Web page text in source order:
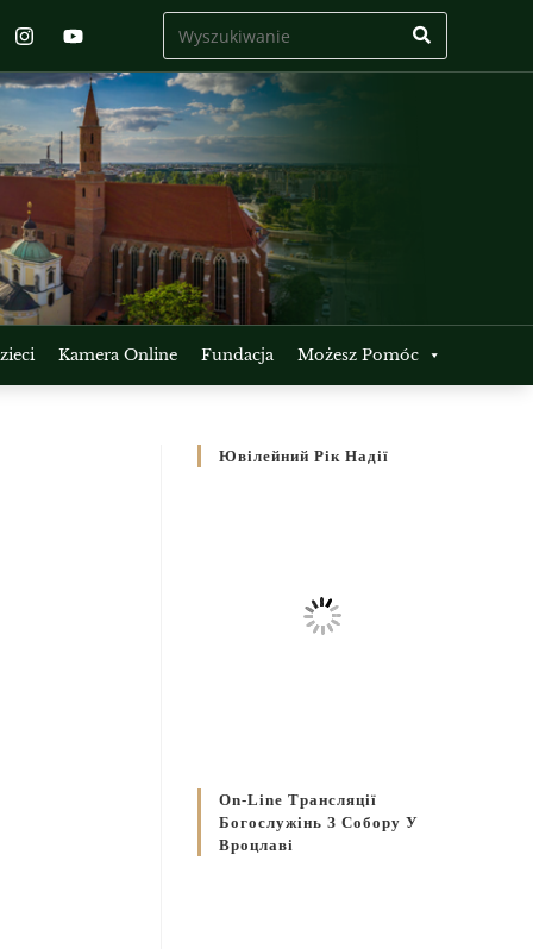
Kamera Online Fundacja Możesz Pomóc
Ювілейний Рік Надії
On-Line Трансляції
Богослужінь З Собору У
Вроцлаві